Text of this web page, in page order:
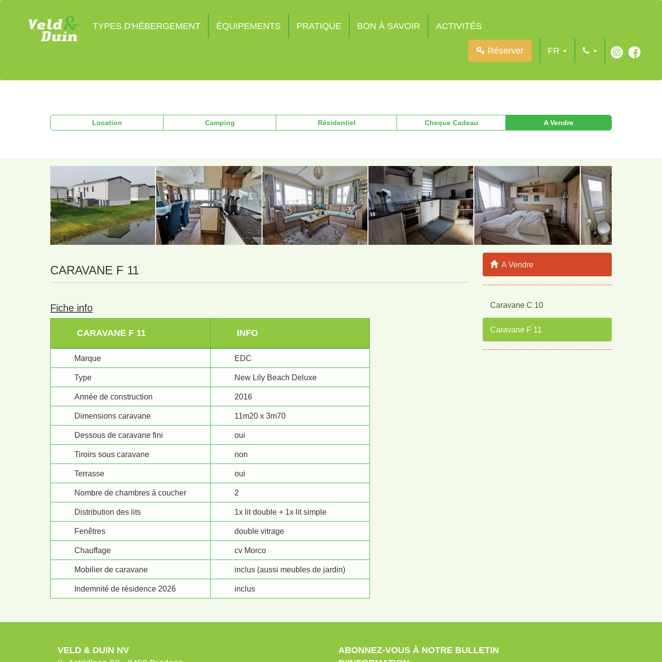
TYPES D'HÉBERGEMENT ÉQUIPEMENTS PRATIQUE BON À SAVOIR ACTIVITÉS
Réserver FR
Location Camping Résidentiel Cheque Cadeau A Vendre
CARAVANE F 11
Fiche info
CARAVANE F 11 INFO
Marque EDC
Type New Lily Beach Deluxe
Année de construction 2016
Dimensions caravane 11m20 x 3m70
Dessous de caravane fini oui
Tiroirs sous caravane non
Terrasse oui
Nombre de chambres à coucher 2
Distribution des lits 1x lit double + 1x lit simple
Fenêtres double vitrage
Chauffage cv Morco
Mobilier de caravane inclus (aussi meubles de jardin)
Indemnité de résidence 2026 inclus
A Vendre
Caravane C 10
Caravane F 11
VELD & DUIN NV
ABONNEZ-VOUS À NOTRE BULLETIN